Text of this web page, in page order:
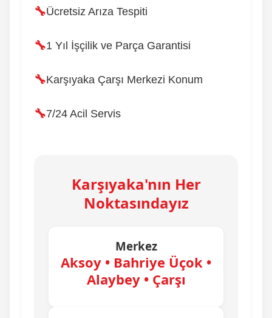
Ücretsiz Arıza Tespiti
1 Yıl İşçilik ve Parça Garantisi
Karşıyaka Çarşı Merkezi Konum
7/24 Acil Servis
Karşıyaka'nın Her
Noktasındayız
Merkez
Aksoy • Bahriye Üçok •
Alaybey • Çarşı